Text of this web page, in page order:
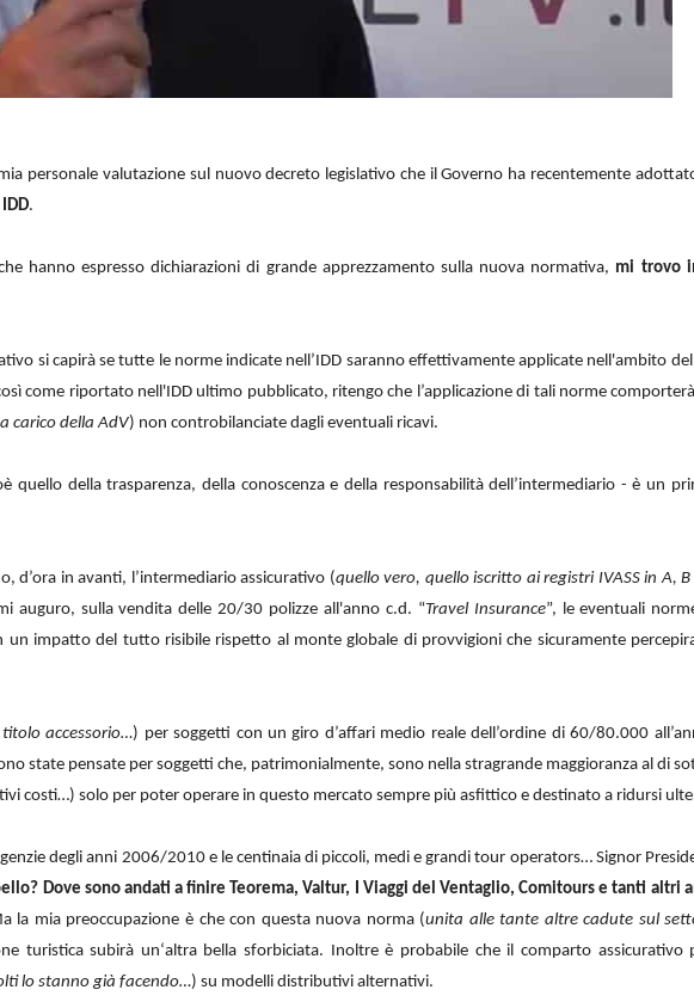
personale valutazione sul nuovo decreto legislativo che il Governo ha recentemente
IDD.
hanno espresso dichiarazioni di grande apprezzamento sulla nuova normativa, mi trovo
si capirà se tutte le norme indicate nell’IDD saranno effettivamente applicate nell'ambito
come riportato nell'IDD ultimo pubblicato, ritengo che l’applicazione di tali norme
carico della AdV) non controbilanciate dagli eventuali ricavi.
quello della trasparenza, della conoscenza e della responsabilità dell’intermediario - è un
d’ora in avanti, l’intermediario assicurativo (quello vero, quello iscritto ai registri IVASS in A, B
auguro, sulla vendita delle 20/30 polizze all'anno c.d. “Travel Insurance”, le eventuali
impatto del tutto risibile rispetto al monte globale di provvigioni che sicuramente
accessorio…) per soggetti con un giro d’affari medio reale dell’ordine di 60/80.000
state pensate per soggetti che, patrimonialmente, sono nella stragrande maggioranza al di
costi…) solo per poter operare in questo mercato sempre più asfittico e destinato a ridursi
degli anni 2006/2010 e le centinaia di piccoli, medi e grandi tour operators… Signor
Dove sono andati a finire Teorema, Valtur, I Viaggi del Ventaglio, Comitours e tanti altri
mia preoccupazione è che con questa nuova norma (unita alle tante altre cadute sul
turistica subirà un‘altra bella sforbiciata. Inoltre è probabile che il comparto assicurativo
lo stanno già facendo…) su modelli distributivi alternativi.